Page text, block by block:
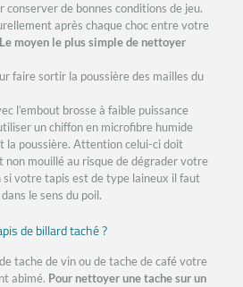
conserver de bonnes conditions de jeu.
après chaque choc entre votre
Le moyen le plus simple de nettoyer
faire sortir la poussière des mailles du
l’embout brosse à faible puissance
un chiffon en microfibre humide
la poussière. Attention celui-ci doit
mouillé au risque de dégrader votre
votre tapis est de type laineux il faut
le sens du poil.
de billard taché ?
tache de vin ou de tache de café votre
abimé. Pour nettoyer une tache sur un